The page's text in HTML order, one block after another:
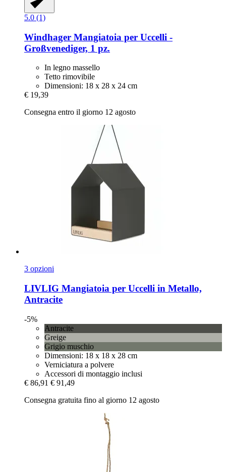
5.0 (1)
Windhager Mangiatoia per Uccelli -​
Großvenediger, 1 pz.
In legno massello
Tetto rimovibile
Dimensioni: 18 x 28 x 24 cm
€ 19,39
Consegna entro il giorno 12 agosto
3 opzioni
LIVLIG Mangiatoia per Uccelli in Metallo,
Antracite
-5%
Antracite
Greige
Grigio muschio
Dimensioni: 18 x 18 x 28 cm
Verniciatura a polvere
Accessori di montaggio inclusi
€ 86,91 € 91,49
Consegna gratuita fino al giorno 12 agosto